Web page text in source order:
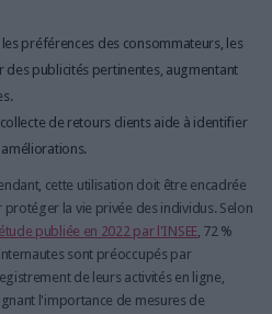
préférences des consommateurs, les
publicités pertinentes, augmentant
de retours clients aide à identifier
améliorations.
cette utilisation doit être encadrée
protéger la vie privée des individus. Selon
étude publiée en 2022 par l'INSEE, 72 %
sont préoccupés par
de leurs activités en ligne,
l'importance de mesures de